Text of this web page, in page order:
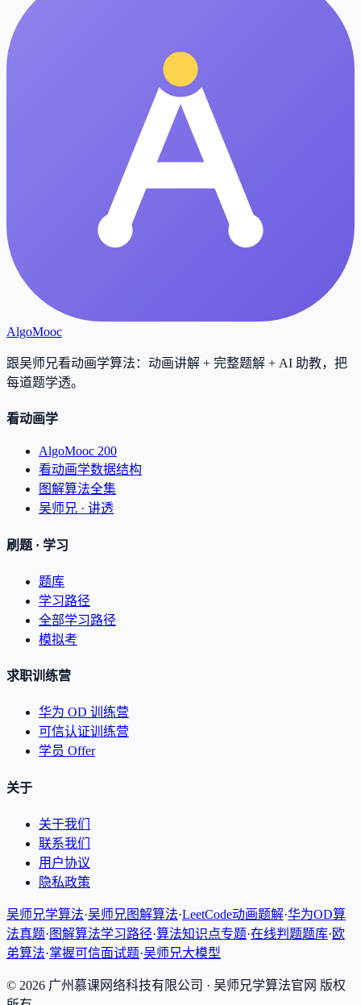
AlgoMooc
跟吴师兄看动画学算法：动画讲解 + 完整题解 + AI 助教，把
每道题学透。
看动画学
AlgoMooc 200
看动画学数据结构
图解算法全集
吴师兄 · 讲透
刷题 · 学习
题库
学习路径
全部学习路径
模拟考
求职训练营
华为 OD 训练营
可信认证训练营
学员 Offer
关于
关于我们
联系我们
用户协议
隐私政策
吴师兄学算法·吴师兄图解算法·LeetCode动画题解·华为OD算
法真题· 图解算法学习路径·算法知识点专题·在线判题题库·欧
弟算法·掌握可信面试题·吴师兄大模型
© 2026 广州慕课网络科技有限公司 · 吴师兄学算法官网 版权